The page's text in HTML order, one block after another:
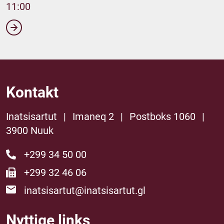
11:00
Kontakt
Inatsisartut | Imaneq 2 | Postboks 1060
|
3900 Nuuk
+299 34 50 00
+299 32 46 06
inatsisartut@inatsisartut.gl
Nyttige links